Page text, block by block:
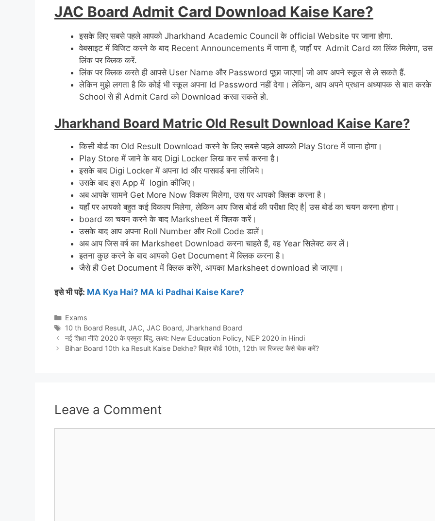
JAC Board Admit Card Download Kaise Kare?
इसके लिए सबसे पहले आपको Jharkhand Academic Council के official Website पर जाना होगा.
वेबसाइट में विजिट करने के बाद Recent Announcements में जाना है, जहाँ पर Admit Card का लिंक मिलेगा, उस
लिंक पर क्लिक करें.
लिंक पर क्लिक करते ही आपसे User Name और Password पूछा जाएगा| जो आप अपने स्कूल से ले सकते हैं.
लेकिन मुझे लगता है कि कोई भी स्कूल अपना Id Password नहीं देगा। लेकिन, आप अपने प्रधान अध्यापक से बात करके
School से ही Admit Card को Download करवा सकते हो.
Jharkhand Board Matric Old Result Download Kaise Kare?
किसी बोर्ड का Old Result Download करने के लिए सबसे पहले आपको Play Store में जाना होगा।
Play Store में जाने के बाद Digi Locker लिख कर सर्च करना है।
इसके बाद Digi Locker में अपना Id और पासवर्ड बना लीजिये।
उसके बाद इस App में login कीजिए।
अब आपके सामने Get More Now विकल्प मिलेगा, उस पर आपको क्लिक करना है।
यहाँ पर आपको बहुत कई विकल्प मिलेगा, लेकिन आप जिस बोर्ड की परीक्षा दिए है| उस बोर्ड का चयन करना होगा।
board का चयन करने के बाद Marksheet में क्लिक करें।
उसके बाद आप अपना Roll Number और Roll Code डालें।
अब आप जिस वर्ष का Marksheet Download करना चाहते हैं, वह Year सिलेक्ट कर लें।
इतना कुछ करने के बाद आपको Get Document में क्लिक करना है।
जैसे ही Get Document में क्लिक करेंगे, आपका Marksheet download हो जाएगा।
इसे भी पढ़ें: MA Kya Hai? MA ki Padhai Kaise Kare?
Categories
Exams
Tags
10 th Board Result, JAC, JAC Board, Jharkhand Board
नई शिक्षा नीति 2020 के प्रमुख बिंदु, लक्ष्य: New Education Policy, NEP 2020 in Hindi
Bihar Board 10th ka Result Kaise Dekhe? बिहार बोर्ड 10th, 12th का रिजल्ट कैसे चेक करें?
Leave a Comment